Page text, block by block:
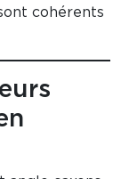
cohérents